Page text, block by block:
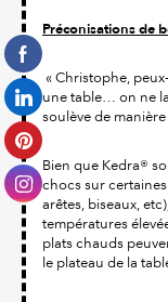
Préconisations de
« Christophe,
une table… on ne
soulève de
Bien que Kedra®
chocs sur
arêtes, biseaux,
températures
plats chauds
le plateau de la